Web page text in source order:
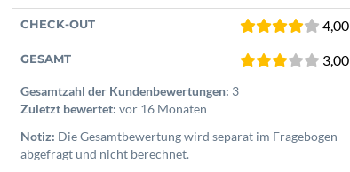
CHECK-OUT 4,00
GESAMT 3,00
Gesamtzahl der Kundenbewertungen: 3
Zuletzt bewertet: vor 16 Monaten
Notiz: Die Gesamtbewertung wird separat im Fragebogen
abgefragt und nicht berechnet.